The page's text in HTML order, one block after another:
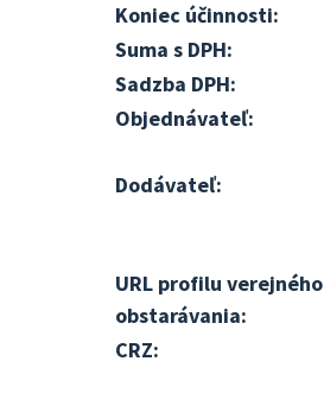
Koniec účinnosti:
Suma s DPH:
Sadzba DPH:
Objednávateľ:
Dodávateľ:
URL profilu verejného
obstarávania:
CRZ: